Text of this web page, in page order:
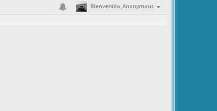
Bienvenido,Anonymous